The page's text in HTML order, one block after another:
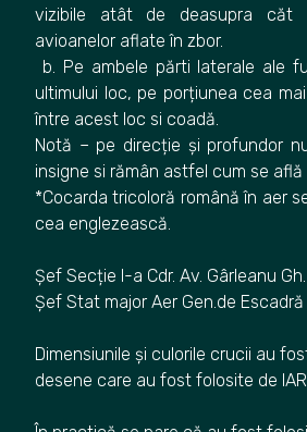
vizibile atât de deasupra căt
avioanelor aflate în zbor.
b. Pe ambele părti laterale ale
ultimului loc, pe porțiunea cea
între acest loc si coadă.
Notă – pe direcție și profundor
insigne si rămân astfel cum se află
*Cocarda tricoloră română în aer
cea englezească.
Șef Secție I-a Cdr. Av. Gârleanu Gh.
Șef Stat major Aer Gen.de Escadră
Dimensiunile și culorile crucii au
desene care au fost folosite de